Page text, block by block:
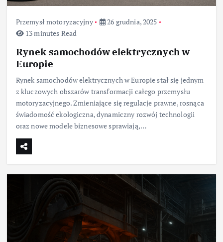
Przemysł motoryzacyjny
26 grudnia, 2025
13 minutes Read
Rynek samochodów elektrycznych w
Europie
Rynek samochodów elektrycznych w Europie stał się jednym
z kluczowych obszarów transformacji całego przemysłu
motoryzacyjnego. Zmieniające się regulacje prawne, rosnąca
świadomość ekologiczna, dynamiczny rozwój technologii
oraz nowe modele biznesowe sprawiają,…